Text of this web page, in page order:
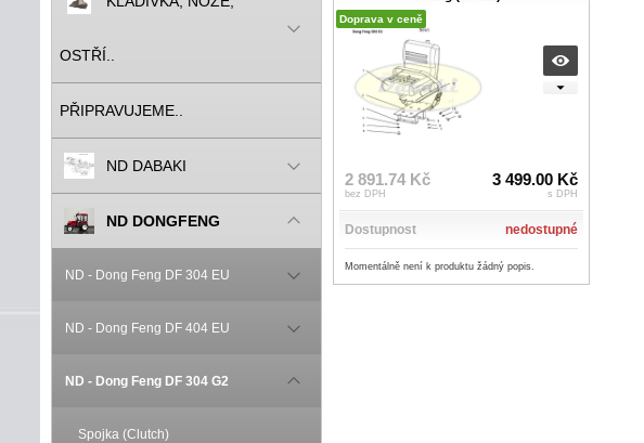
OSTŘÍ..
PŘIPRAVUJEME..
ND DABAKI
ND DONGFENG
ND - Dong Feng DF 304 EU
ND - Dong Feng DF 404 EU
ND - Dong Feng DF 304 G2
Spojka (Clutch)
Doprava v ceně
2 891.74 Kč
bez DPH
3 499.00 Kč
s DPH
Dostupnost nedostupné
Momentálně není k produktu žádný popis.